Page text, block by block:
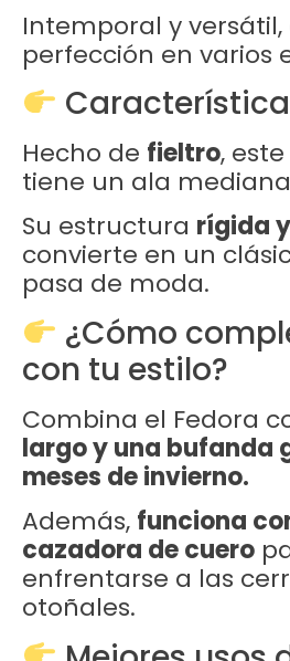
Intemporal y
perfección en varios
Hecho de fieltro,
tiene un ala
Su estructura rígida
convierte en un
pasa de moda.
¿Cómo
con tu estilo?
Combina el Fedora
largo y una bufanda
meses de invierno.
Además, funciona
cazadora de cuero
enfrentarse a las
otoñales.